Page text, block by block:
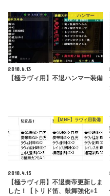
ハンマー
2018.6.13
【極ラヴィ用】不退ハンマー装備
【MHF】ラヴィ用装備
2018.4.15
【極ラヴィ用】不退奏帝更新しま
した！【トリド笛、鼓舞強化+1